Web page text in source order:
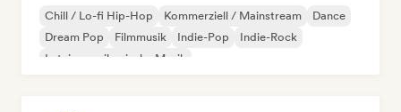
Chill / Lo-fi Hip-Hop Kommerziell / Mainstream
Dance
Dream Pop
Filmmusik Indie-Pop
Indie-Rock
Lateinamerikanische Musik